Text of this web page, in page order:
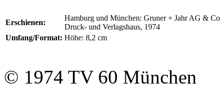
Erschienen:
Hamburg und München: Gruner + Jahr AG &
Druck- und Verlagshaus, 1974
Umfang/Format: Höhe: 8,2 cm
© 1974 TV 60 München